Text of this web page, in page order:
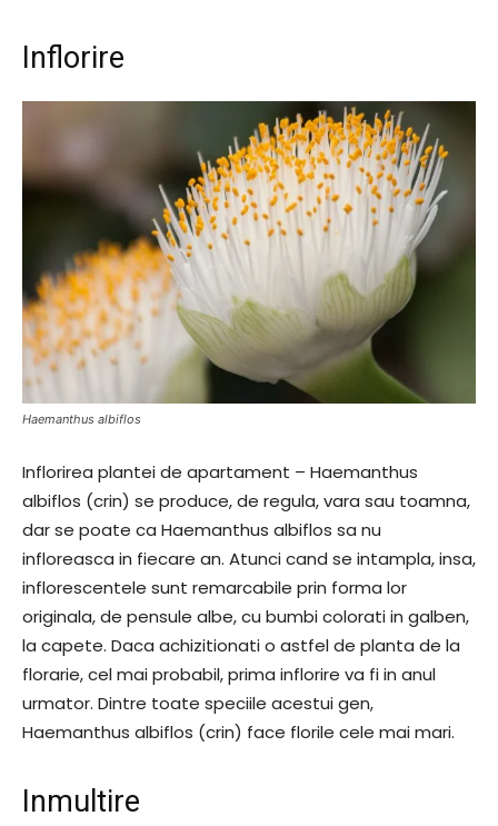
Inflorire
Haemanthus albiflos
Inflorirea plantei de apartament – Haemanthus
albiflos (crin) se produce, de regula, vara sau toamna,
dar se poate ca Haemanthus albiflos sa nu
infloreasca in fiecare an. Atunci cand se intampla, insa,
inflorescentele sunt remarcabile prin forma lor
originala, de pensule albe, cu bumbi colorati in galben,
la capete. Daca achizitionati o astfel de planta de la
florarie, cel mai probabil, prima inflorire va fi in anul
urmator. Dintre toate speciile acestui gen,
Haemanthus albiflos (crin) face florile cele mai mari.
Inmultire